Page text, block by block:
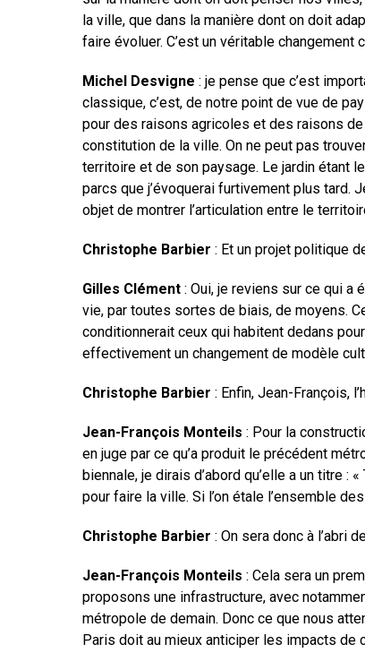
la ville, que dans la manière dont on doit
faire évoluer. C’est un véritable
Michel Desvigne : je pense que c’est
classique, c’est, de notre point de vue de
pour des raisons agricoles et des raisons
constitution de la ville. On ne peut pas
territoire et de son paysage. Le jardin étant
parcs que j’évoquerai furtivement plus tard.
objet de montrer l’articulation entre le
Christophe Barbier : Et un projet politique
Gilles Clément : Oui, je reviens sur ce qui a
vie, par toutes sortes de biais, de moyens.
conditionnerait ceux qui habitent dedans
effectivement un changement de modèle
Christophe Barbier : Enfin, Jean-François,
Jean-François Monteils : Pour la
en juge par ce qu’a produit le précédent
biennale, je dirais d’abord qu’elle a un titre
pour faire la ville. Si l’on étale l’ensemble
Christophe Barbier : On sera donc à l’abri
Jean-François Monteils : Cela sera un
proposons une infrastructure, avec
métropole de demain. Donc ce que nous
Paris doit au mieux anticiper les impacts de